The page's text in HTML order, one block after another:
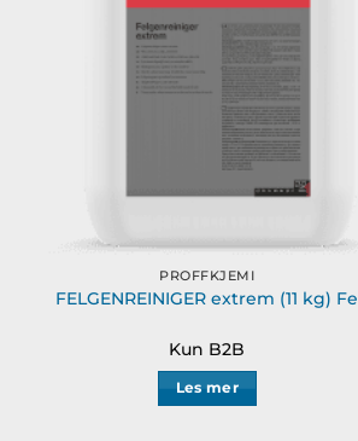
PROFFKJEMI
FELGENREINIGER extrem (11 kg) Fe
Kun B2B
Les mer